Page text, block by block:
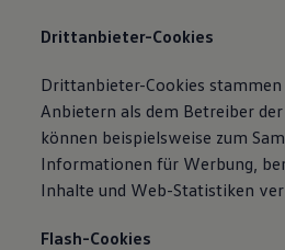
Drittanbieter-Cookies
Drittanbieter-Cookies
Anbietern als dem Betreiber
können beispielsweise zum
Informationen für Werbung,
Inhalte und Web-Statistiken
Flash-Cookies